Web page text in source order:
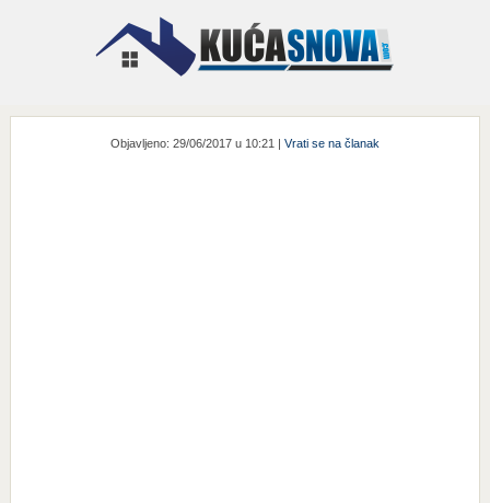
Objavljeno: 29/06/2017 u 10:21 | Vrati se na članak